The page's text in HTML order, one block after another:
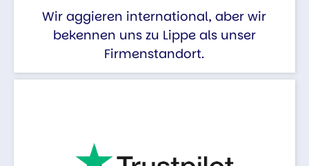
Wir aggieren international, aber wir
bekennen uns zu Lippe als unser
Firmenstandort.